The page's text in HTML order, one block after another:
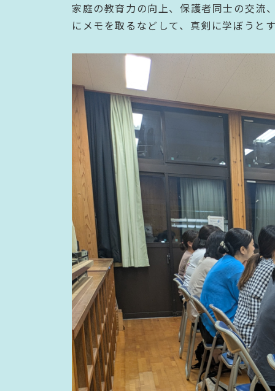
家庭の教育力の向上、保護者同士の交流
にメモを取るなどして、真剣に学ぼうと